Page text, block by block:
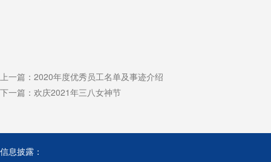
上一篇： 2020年度优秀员工名单及事迹介绍
下一篇： 欢庆2021年三八女神节
信息披露：